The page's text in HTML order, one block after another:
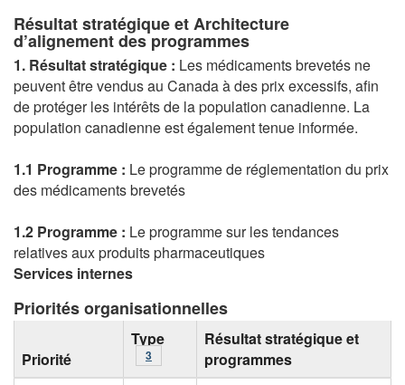
Résultat stratégique et Architecture
d’alignement des programmes
1. Résultat stratégique : Les médicaments brevetés ne
peuvent être vendus au Canada à des prix excessifs, afin
de protéger les intérêts de la population canadienne. La
population canadienne est également tenue informée.
1.1 Programme : Le programme de réglementation du prix
des médicaments brevetés
1.2 Programme : Le programme sur les tendances
relatives aux produits pharmaceutiques
Services internes
Priorités organisationnelles
Priorité
Type
Notes de bas de page
3
Résultat stratégique et
programmes